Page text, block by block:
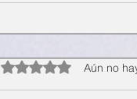
Obtuvo 0 de 5 estrellas.
Aún no